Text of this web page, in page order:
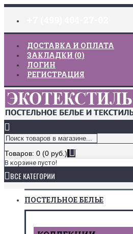
ДОСТАВКА И ОПЛАТА
ЗАКЛАДКИ (0)
ЛОГИН
РЕГИСТРАЦИЯ
Товаров: 0 (0 руб.)
В корзине пусто!
ВСЕ КАТЕГОРИИ
ПОСТЕЛЬНОЕ БЕЛЬЕ